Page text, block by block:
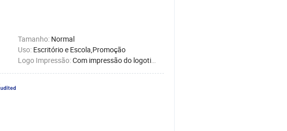
Tamanho: Normal
Uso: Escritório e Escola,Promoção
Logo Impressão:Com impressão do logotipo